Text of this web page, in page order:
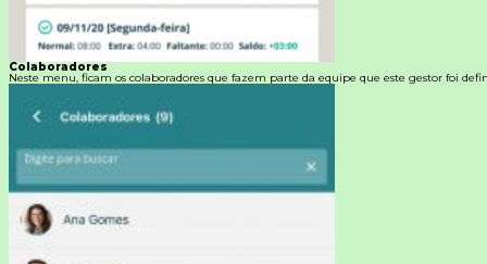
Colaboradores
Neste menu, ficam os colaboradores que fazem parte da equipe que este gestor foi